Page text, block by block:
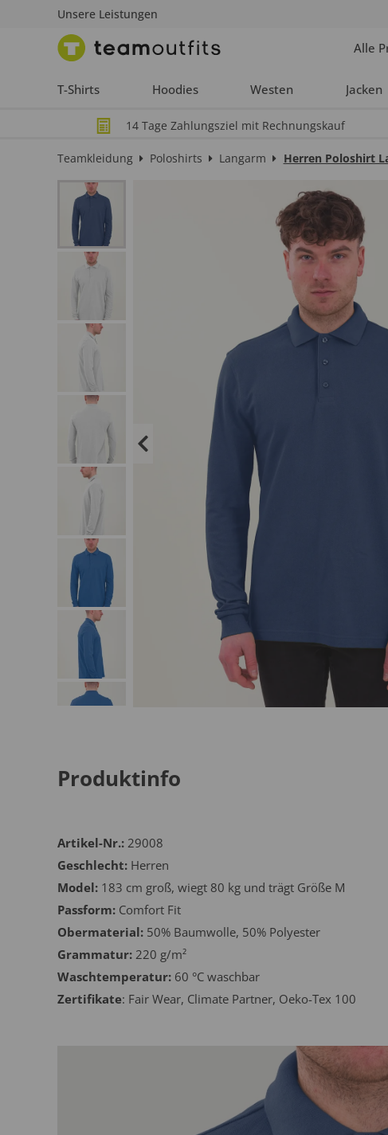
Unsere Leistungen
Alle
T-Shirts Hoodies Westen Jacken
14 Tage Zahlungsziel mit Rechnungskauf
Teamkleidung Poloshirts Langarm Herren Poloshirt
Produktinfo
Artikel-Nr.: 29008
Geschlecht: Herren
Model: 183 cm groß, wiegt 80 kg und trägt Größe M
Passform: Comfort Fit
Obermaterial: 50% Baumwolle, 50% Polyester
Grammatur: 220 g/m²
Waschtemperatur: 60 °C waschbar
Zertifikate: Fair Wear, Climate Partner, Oeko-Tex 100